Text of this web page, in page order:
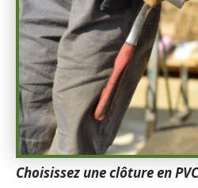
Choisissez une clôture en